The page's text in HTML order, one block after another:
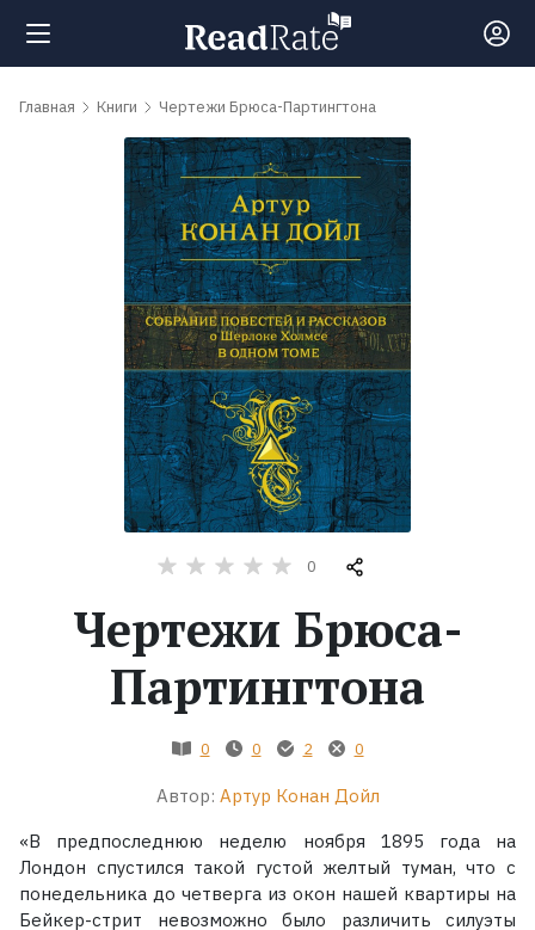
Поиск
Рейтинги
обсуждаемые
Серии
Экранизации
Главная Книги Чертежи Брюса-Партингтона
0
Чертежи Брюса-
Партингтона
0 0 2 0
Автор: Артур Конан Дойл
«В предпоследнюю неделю ноября 1895 года на
Лондон спустился такой густой желтый туман, что с
понедельника до четверга из окон нашей квартиры на
Бейкер-стрит невозможно было различить силуэты